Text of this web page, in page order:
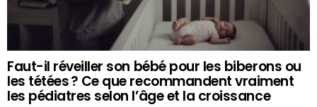
Faut-il réveiller son bébé pour les biberons ou
les tétées ? Ce que recommandent vraiment
les pédiatres selon l’âge et la croissance